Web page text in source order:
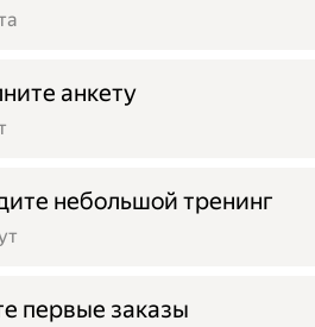
анкету
небольшой тренинг
первые заказы